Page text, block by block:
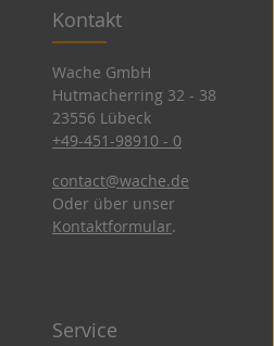
Kontakt
Wache GmbH
Hutmacherring 32 ­- 38
23556 Lübeck
+49-451-98910 - 0
contact@wache.de
Oder über unser
Kontaktformular.
Service